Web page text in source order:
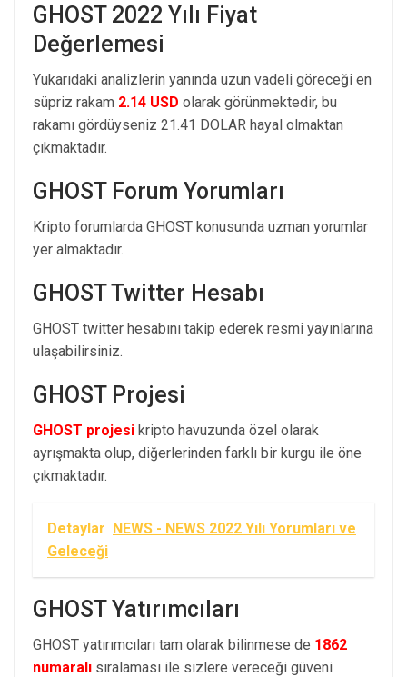
GHOST 2022 Yılı Fiyat
Değerlemesi
Yukarıdaki analizlerin yanında uzun vadeli göreceği en
süpriz rakam 2.14 USD olarak görünmektedir, bu
rakamı gördüyseniz 21.41 DOLAR hayal olmaktan
çıkmaktadır.
GHOST Forum Yorumları
Kripto forumlarda GHOST konusunda uzman yorumlar
yer almaktadır.
GHOST Twitter Hesabı
GHOST twitter hesabını takip ederek resmi yayınlarına
ulaşabilirsiniz.
GHOST Projesi
GHOST projesi kripto havuzunda özel olarak
ayrışmakta olup, diğerlerinden farklı bir kurgu ile öne
çıkmaktadır.
Detaylar NEWS - NEWS 2022 Yılı Yorumları ve
Geleceği
GHOST Yatırımcıları
GHOST yatırımcıları tam olarak bilinmese de 1862
numaralı sıralaması ile sizlere vereceği güveni